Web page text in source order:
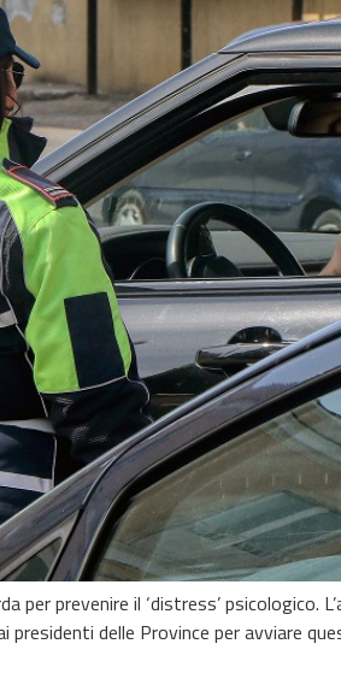
prevenire il ‘distress’ psicologico.
delle Province per avviare